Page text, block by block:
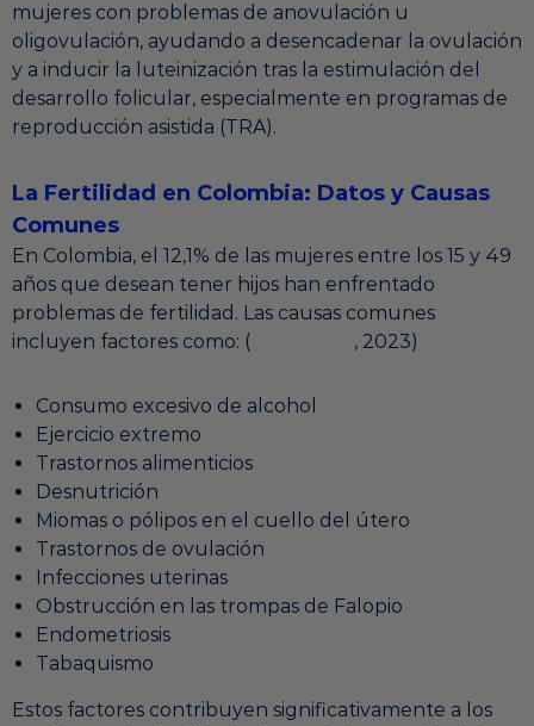
mujeres con problemas de anovulación u
oligovulación, ayudando a desencadenar la ovulación
y a inducir la luteinización tras la estimulación del
desarrollo folicular, especialmente en programas de
reproducción asistida (TRA).
La Fertilidad en Colombia: Datos y Causas
Comunes
En Colombia, el 12,1% de las mujeres entre los 15 y 49
años que desean tener hijos han enfrentado
problemas de fertilidad. Las causas comunes
incluyen factores como: (
, 2023)
Consumo excesivo de alcohol
Ejercicio extremo
Trastornos alimenticios
Desnutrición
Miomas o pólipos en el cuello del útero
Trastornos de ovulación
Infecciones uterinas
Obstrucción en las trompas de Falopio
Endometriosis
Tabaquismo
Estos factores contribuyen significativamente a los